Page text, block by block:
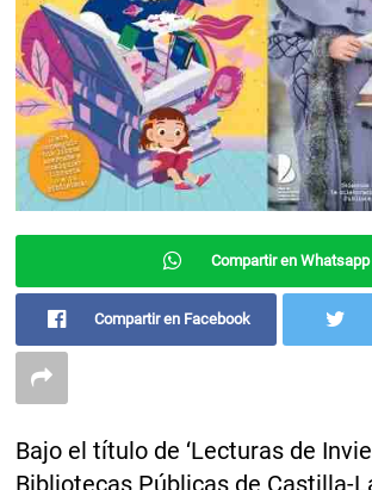
Compartir en Whatsapp
Compartir en Facebook
Bajo el título de ‘Lecturas de
Bibliotecas Públicas de Castilla-